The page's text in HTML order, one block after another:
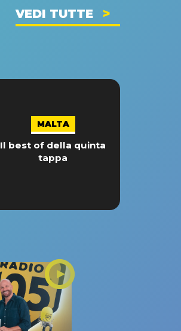
VEDI TUTTE
MALTA
Il best of della quinta
tappa